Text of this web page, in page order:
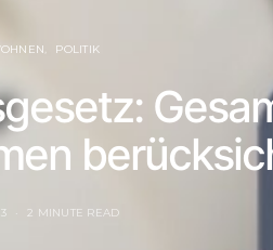
POLITIK
2 MINUTE READ